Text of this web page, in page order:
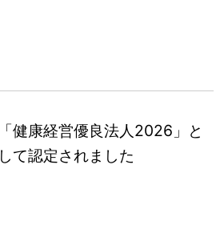
「健康経営優良法人2026」と
して認定されました